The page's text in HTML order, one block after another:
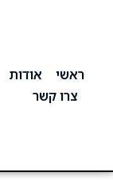
ראשי אודות
צרו קשר